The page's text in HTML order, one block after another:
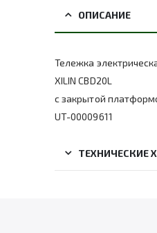
ОПИСАНИЕ
Тележка
XILIN CBD20L
с закрытой
UT-00009611
ТЕХНИЧЕСКИЕ